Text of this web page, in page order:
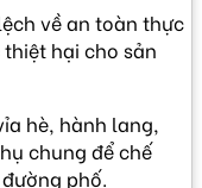
về an toàn thực
hại cho sản
hè, hành lang,
chung để chế
phố.